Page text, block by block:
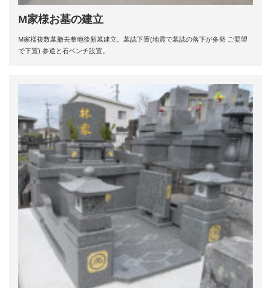
M家様お墓の建立
M家様複数墓撤去整地後新墓建立。墓誌下置(地震で墓誌の落下が多発 ご要望
で下置) 参道と石ベンチ設置。